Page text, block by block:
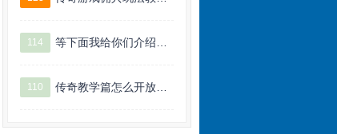
等下面我给你们介绍…
114
传奇教学篇怎么开放…
110